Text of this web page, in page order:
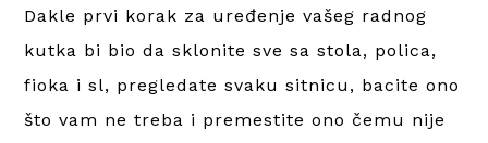
Dakle prvi korak za uređenje vašeg radnog
kutka bi bio da sklonite sve sa stola, polica,
fioka i sl, pregledate svaku sitnicu, bacite ono
što vam ne treba i premestite ono čemu nije